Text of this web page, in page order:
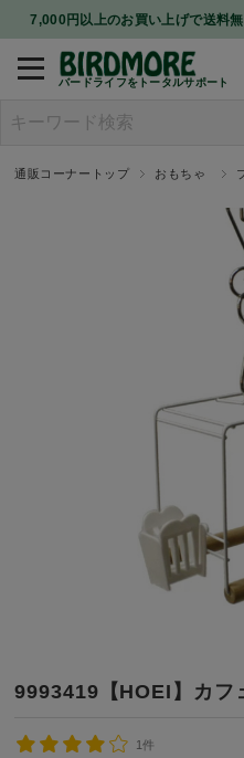
7,000円以上のお買い上げで送料
バードライフをトータルサポート
通販コーナートップ おもちゃ
9993419【HOEI】カフ
1件